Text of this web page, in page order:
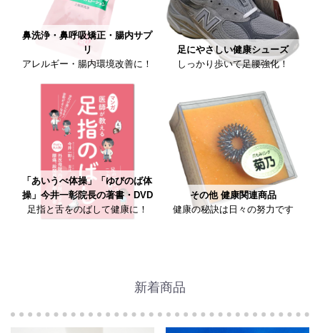
鼻洗浄・鼻呼吸矯正・腸内サプ
リ
アレルギー・腸内環境改善に！
足にやさしい健康シューズ
しっかり歩いて足腰強化！
「あいうべ体操」「ゆびのば体
操」今井一彰院長の著書・DVD
足指と舌をのばして健康に！
その他 健康関連商品
健康の秘訣は日々の努力です
新着商品